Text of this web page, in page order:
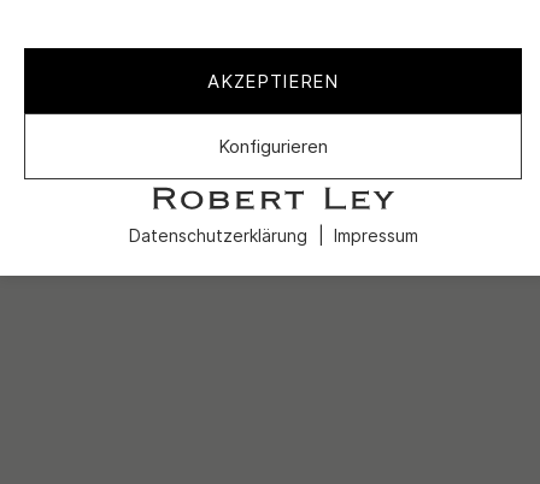
AKZEPTIEREN
Konfigurieren
Datenschutzerklärung Impressum